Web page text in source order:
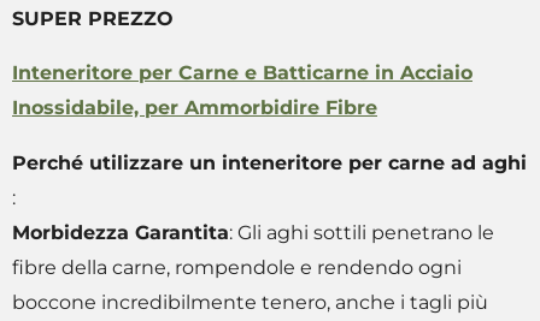
SUPER PREZZO
Inteneritore per Carne e Batticarne in Acciaio
Inossidabile, per Ammorbidire Fibre
Perché utilizzare un inteneritore per carne ad aghi
:
Morbidezza Garantita: Gli aghi sottili penetrano le
fibre della carne, rompendole e rendendo ogni
boccone incredibilmente tenero, anche i tagli più